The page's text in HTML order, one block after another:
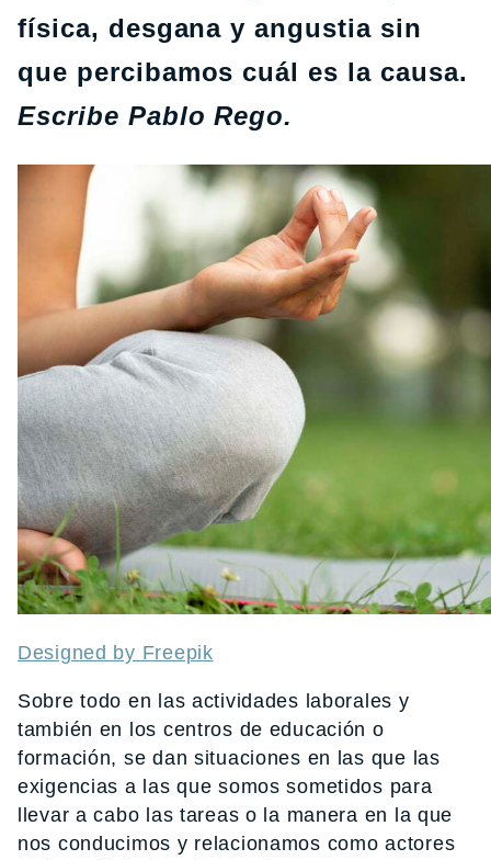
física, desgana y angustia sin
que percibamos cuál es la causa.
Escribe Pablo Rego.
Designed by Freepik
Sobre todo en las actividades laborales y
también en los centros de educación o
formación, se dan situaciones en las que las
exigencias a las que somos sometidos para
llevar a cabo las tareas o la manera en la que
nos conducimos y relacionamos como actores